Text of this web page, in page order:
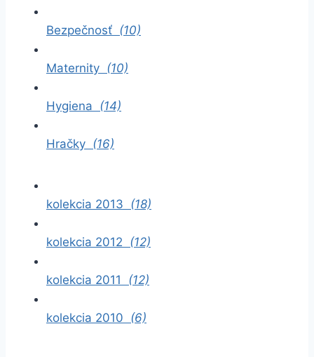
Bezpečnosť (10)
Maternity (10)
Hygiena (14)
Hračky (16)
kolekcia 2013 (18)
kolekcia 2012 (12)
kolekcia 2011 (12)
kolekcia 2010 (6)